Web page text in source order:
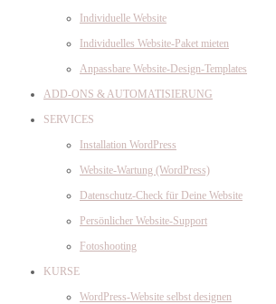
Individuelle Website
Individuelles Website-Paket mieten
Anpassbare Website-Design-Templates
ADD-ONS & AUTOMATISIERUNG
SERVICES
Installation WordPress
Website-Wartung (WordPress)
Datenschutz-Check für Deine Website
Persönlicher Website-Support
Fotoshooting
KURSE
WordPress-Website selbst designen